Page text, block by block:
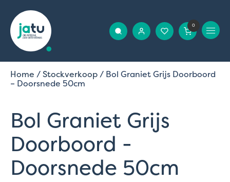
0
Home /Stockverkoop/ Bol Graniet Grijs Doorboord
– Doorsnede 50cm
Bol Graniet Grijs
Doorboord -
Doorsnede 50cm